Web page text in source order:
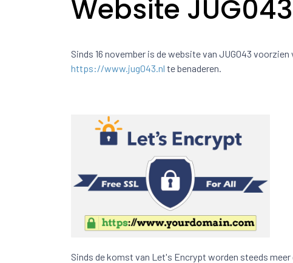
Website
Sinds 16 november is de website van JUG043
https://www.jug043.nl te benaderen.
Sinds de komst van Let's Encrypt worden steeds